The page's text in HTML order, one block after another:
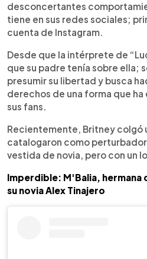
desconcertantes
tiene en sus redes sociales;
cuenta de Instagram.
Desde que la intérprete de
que su padre tenía sobre ella;
presumir su libertad y busca
derechos de una forma que
sus fans.
Recientemente, Britney colgó
catalogaron como
vestida de novia, pero con un
Imperdible: M'Balia, hermana
su novia Alex Tinajero